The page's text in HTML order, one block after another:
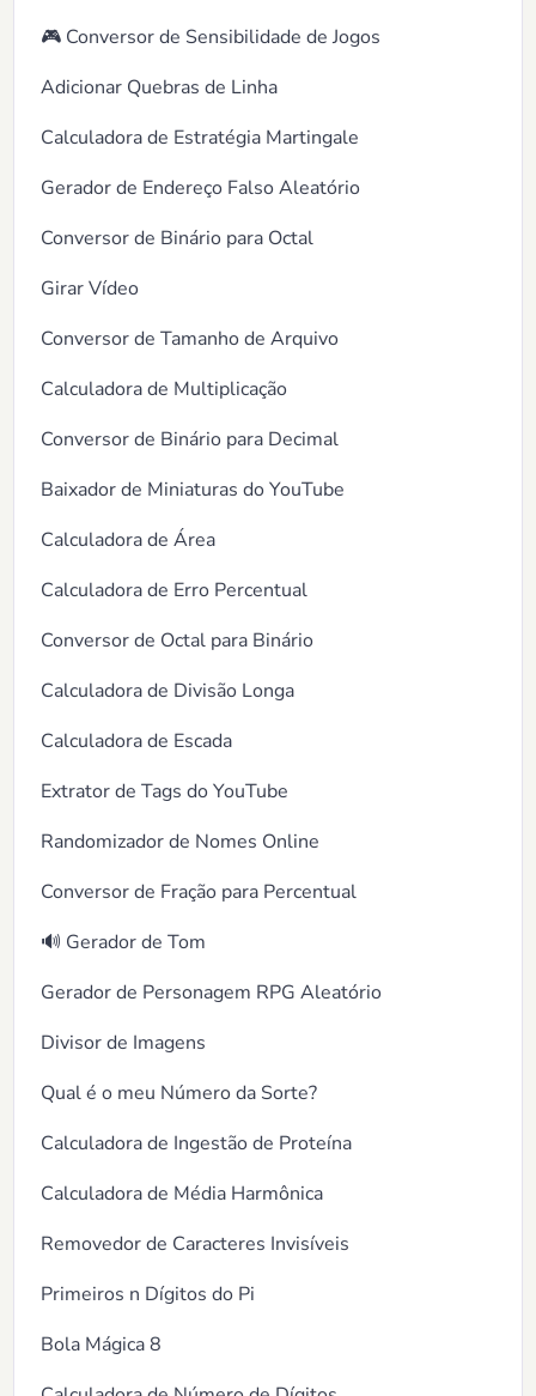
🎮 Conversor de Sensibilidade de Jogos
Adicionar Quebras de Linha
Calculadora de Estratégia Martingale
Gerador de Endereço Falso Aleatório
Conversor de Binário para Octal
Girar Vídeo
Conversor de Tamanho de Arquivo
Calculadora de Multiplicação
Conversor de Binário para Decimal
Baixador de Miniaturas do YouTube
Calculadora de Área
Calculadora de Erro Percentual
Conversor de Octal para Binário
Calculadora de Divisão Longa
Calculadora de Escada
Extrator de Tags do YouTube
Randomizador de Nomes Online
Conversor de Fração para Percentual
🔊 Gerador de Tom
Gerador de Personagem RPG Aleatório
Divisor de Imagens
Qual é o meu Número da Sorte?
Calculadora de Ingestão de Proteína
Calculadora de Média Harmônica
Removedor de Caracteres Invisíveis
Primeiros n Dígitos do Pi
Bola Mágica 8